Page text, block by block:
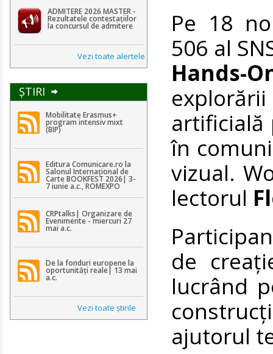
ADMITERE 2026 MASTER -
Rezultatele contestaţiilor
la concursul de admitere
Vezi toate alertele
ŞTIRI
Mobilitate Erasmus+
program intensiv mixt
(BIP)
Editura Comunicare.ro la
Salonul Internațional de
Carte BOOKFEST 2026| 3-
7 iunie a.c., ROMEXPO
CRPtalks| Organizare de
Evenimente - miercuri 27
mai a.c.
De la fonduri europene la
oportunități reale| 13 mai
a.c.
Vezi toate ştirile
Pe 18
506 al
Hands-
artificială
în
vizual.
lectorul
de
lucrând
ajutorul